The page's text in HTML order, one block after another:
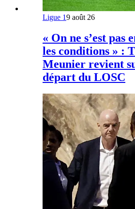
Ligue 19 août 26
« On ne s’est pas
les conditions » :
Meunier revient
départ du LOSC